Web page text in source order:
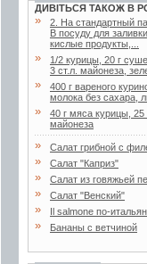
ДИВІТЬСЯ ТАКОЖ В
»
2. Ha стaндapтный
В посуду для
кислые пpодукты,...
»
1/2 курицы, 20 г
3 ст.л. майонеза,
»
400 г вареного
молока без сахара,
»
40 г мяса курицы, 25
майонеза
» Салат грибной с
» Салат "Каприз"
» Салат из говяжьей
» Салат "Венский"
» Il salmone по-
» Бананы с ветчиной